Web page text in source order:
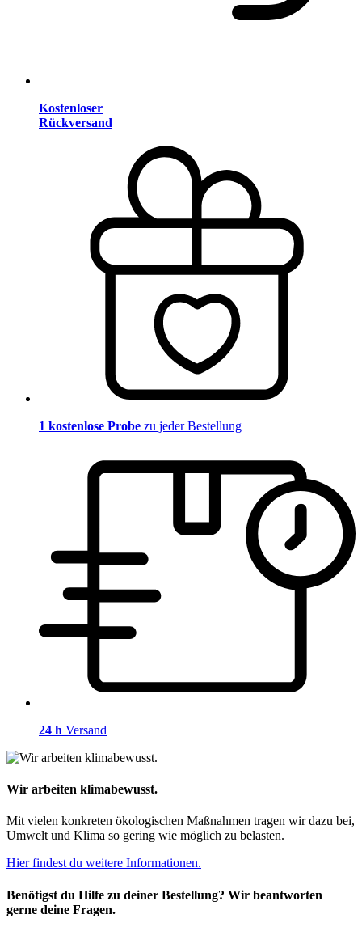
Kostenloser
Rückversand
1 kostenlose Probe zu jeder Bestellung
24 h Versand
Wir arbeiten klimabewusst.
Mit vielen konkreten ökologischen Maßnahmen tragen wir dazu bei,
Umwelt und Klima so gering wie möglich zu belasten.
Hier findest du weitere Informationen.
Benötigst du Hilfe zu deiner Bestellung? Wir beantworten
gerne deine Fragen.